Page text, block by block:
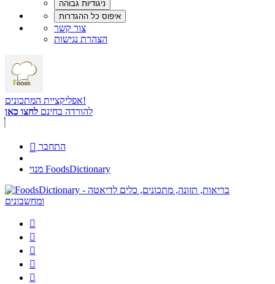
צור קשר
הצהרת נגישות
אפליקציית המתכונים!
להורדה בחינם לחצו כאן
 התחבר
מנוי FoodsDictionary




